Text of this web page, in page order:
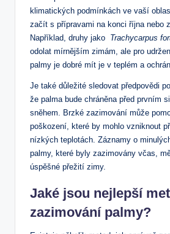
klimatických podmínkách ve vaší
‌začít s⁣ přípravami na konci října nebo
Například, druhy ‍jako ⁤ Trachycarpus
odolat mírnějším zimám, ale pro
palmy‍ je dobré mít je v teplém ⁣a
Je také důležité sledovat předpovědi
že palma ⁣bude chráněna‌ před prvním
⁣sněhem. Brzké ‍zazimování⁤ může‌
poškození, které by mohlo vzniknout
nízkých ​teplotách. Záznamy ​o
palmy, které byly zazimovány včas,
‍úspěšné přežití ⁣zimy.
Jaké jsou nejlepší
zazimování palmy?